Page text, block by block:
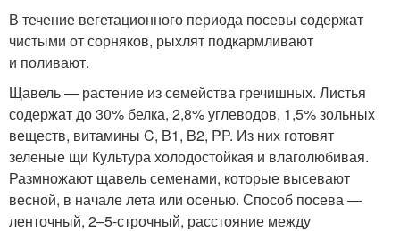
В течение вегетационного периода посевы содержат
чистыми от сорняков, рыхлят подкармливают
и поливают.
Щавель — растение из семейства гречишных. Листья
содержат до 30% белка, 2,8% углеводов, 1,5% зольных
веществ, витамины C, B1, B2, PP. Из них готовят
зеленые щи Культура холодостойкая и влаголюбивая.
Размножают щавель семенами, которые высевают
весной, в начале лета или осенью. Способ посева —
ленточный, 2–5-строчный, расстояние между